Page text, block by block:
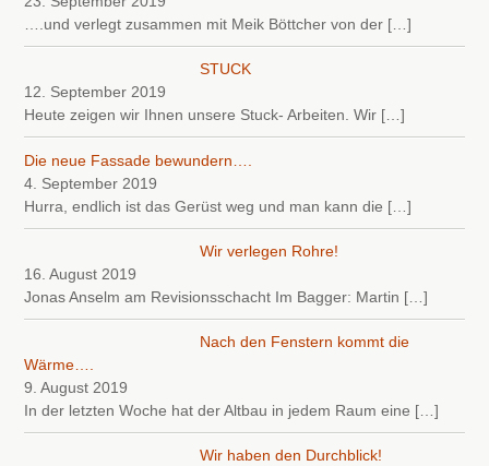
….und verlegt zusammen mit Meik Böttcher von der […]
STUCK
12. September 2019
Heute zeigen wir Ihnen unsere Stuck- Arbeiten. Wir […]
Die neue Fassade bewundern….
4. September 2019
Hurra, endlich ist das Gerüst weg und man kann die […]
Wir verlegen Rohre!
16. August 2019
Jonas Anselm am Revisionsschacht Im Bagger: Martin […]
Nach den Fenstern kommt die
Wärme….
9. August 2019
In der letzten Woche hat der Altbau in jedem Raum eine […]
Wir haben den Durchblick!